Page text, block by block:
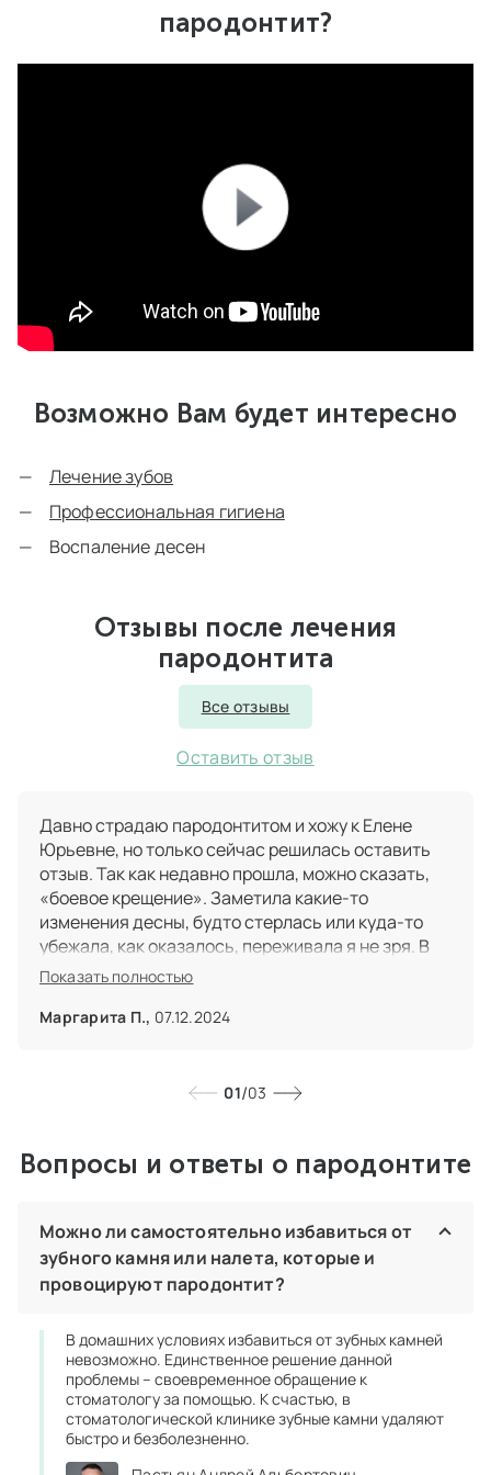
пародонтит?
Возможно Вам будет интересно
Лечение зубов
Профессиональная гигиена
Воспаление десен
Отзывы после лечения
пародонтита
Все отзывы
Оставить отзыв
Давно страдаю пародонтитом​ и хожу к Елене
Юрьевне, но только сейчас решилась оставить
отзыв. Так как недавно прошла, можно сказать,
«боевое крещение». Заметила какие-то
изменения десны, будто стерлась или куда-то
убежала, как оказалось, переживала я не зря. В
профессионализме Елены Юрьевны я не
руками провела мне операцию по устранению
Показать полностью
Маргарита П., 07.12.2024
01/03
Вопросы и ответы о пародонтите
Можно ли самостоятельно избавиться от
зубного камня или налета, которые и
провоцируют пародонтит?
В домашних условиях избавиться от зубных камней
невозможно. Единственное решение данной
проблемы – своевременное обращение к
стоматологу за помощью. К счастью, в
стоматологической клинике зубные камни удаляют
быстро и безболезненно.